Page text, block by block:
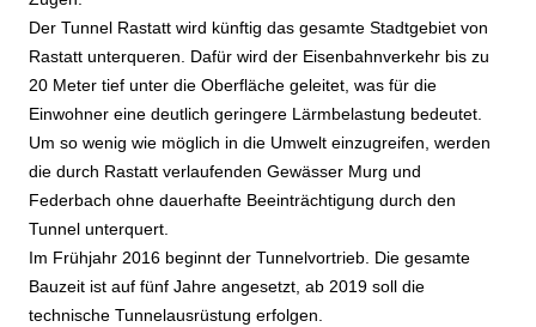
Der Tunnel Rastatt wird künftig das gesamte Stadtgebiet von
Rastatt unterqueren. Dafür wird der Eisenbahnverkehr bis zu
20 Meter tief unter die Oberfläche geleitet, was für die
Einwohner eine deutlich geringere Lärmbelastung bedeutet.
Um so wenig wie möglich in die Umwelt einzugreifen, werden
die durch Rastatt verlaufenden Gewässer Murg und
Federbach ohne dauerhafte Beeinträchtigung durch den
Tunnel unterquert.
Im Frühjahr 2016 beginnt der Tunnelvortrieb. Die gesamte
Bauzeit ist auf fünf Jahre angesetzt, ab 2019 soll die
technische Tunnelausrüstung erfolgen.